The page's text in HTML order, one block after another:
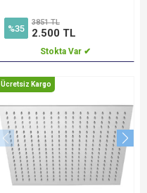
%35
3851 TL
2.500 TL
Stokta Var ✔
Ücretsiz Kargo